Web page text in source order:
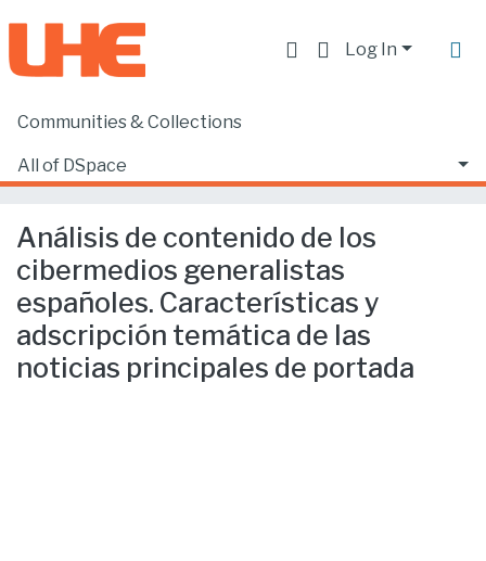
Log In
Communities & Collections
All of DSpace
Home
Análisis de contenido de los cibermedios generalistas españoles. Características y adscripción temática de las noticias principales de portada
Análisis de contenido de los
cibermedios generalistas
españoles. Características y
adscripción temática de las
noticias principales de portada